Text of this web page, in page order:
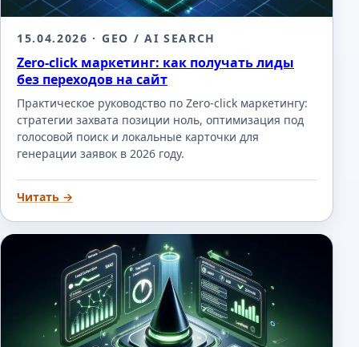
15.04.2026 · GEO / AI SEARCH
Zero-click маркетинг: как получать лиды
без переходов на сайт
Практическое руководство по Zero-click маркетингу:
стратегии захвата позиции ноль, оптимизация под
голосовой поиск и локальные карточки для
генерации заявок в 2026 году.
Читать →